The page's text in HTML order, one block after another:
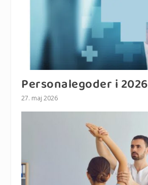
Personalegoder i 2026
27. maj 2026